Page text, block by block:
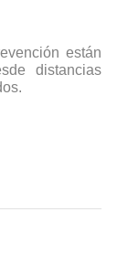
están
distancias